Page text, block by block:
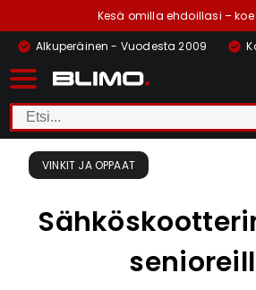
Kesä omilla ehdoillasi –
Alkuperäinen - Vuodesta 2009
VINKIT JA OPPAAT